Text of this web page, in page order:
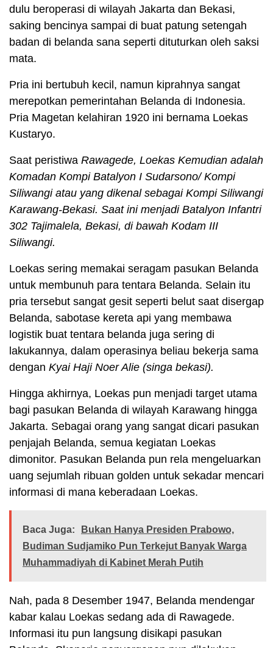
dulu beroperasi di wilayah Jakarta dan Bekasi,
saking bencinya sampai di buat patung setengah
badan di belanda sana seperti dituturkan oleh saksi
mata.
Pria ini bertubuh kecil, namun kiprahnya sangat
merepotkan pemerintahan Belanda di Indonesia.
Pria Magetan kelahiran 1920 ini bernama Loekas
Kustaryo.
Saat peristiwa Rawagede, Loekas Kemudian adalah
Komadan Kompi Batalyon I Sudarsono/ Kompi
Siliwangi atau yang dikenal sebagai Kompi Siliwangi
Karawang-Bekasi. Saat ini menjadi Batalyon Infantri
302 Tajimalela, Bekasi, di bawah Kodam III
Siliwangi.
Loekas sering memakai seragam pasukan Belanda
untuk membunuh para tentara Belanda. Selain itu
pria tersebut sangat gesit seperti belut saat disergap
Belanda, sabotase kereta api yang membawa
logistik buat tentara belanda juga sering di
lakukannya, dalam operasinya beliau bekerja sama
dengan Kyai Haji Noer Alie (singa bekasi).
Hingga akhirnya, Loekas pun menjadi target utama
bagi pasukan Belanda di wilayah Karawang hingga
Jakarta. Sebagai orang yang sangat dicari pasukan
penjajah Belanda, semua kegiatan Loekas
dimonitor. Pasukan Belanda pun rela mengeluarkan
uang sejumlah ribuan golden untuk sekadar mencari
informasi di mana keberadaan Loekas.
Baca Juga:
Bukan Hanya Presiden Prabowo,
Budiman Sudjamiko Pun Terkejut Banyak Warga
Muhammadiyah di Kabinet Merah Putih
Nah, pada 8 Desember 1947, Belanda mendengar
kabar kalau Loekas sedang ada di Rawagede.
Informasi itu pun langsung disikapi pasukan